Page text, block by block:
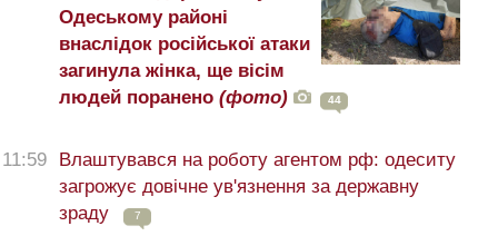
Одеському районі
внаслідок російської атаки
загинула жінка, ще вісім
людей поранено (фото) 44
11:59
Влаштувався на роботу агентом рф: одеситу
загрожує довічне ув'язнення за державну
зраду
7